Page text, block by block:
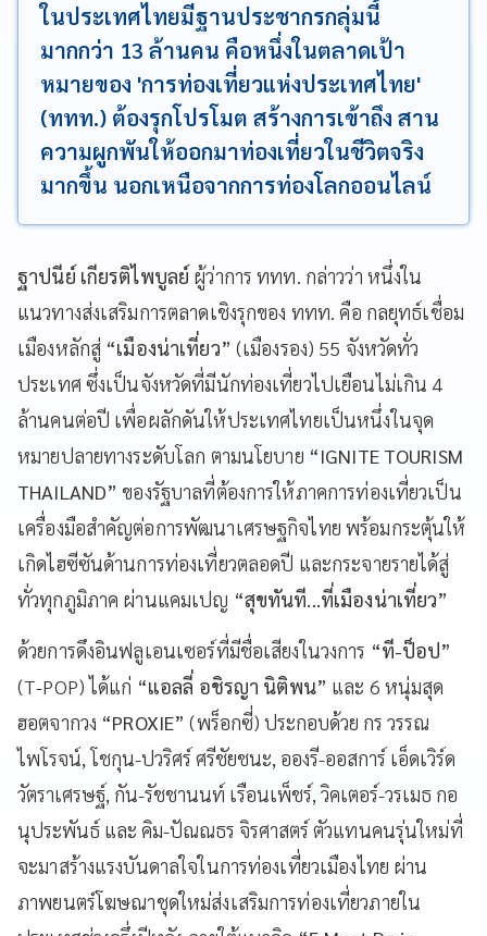
ในประเทศไทยมีฐานประชากรกลุ่มนี้
มากกว่า 13 ล้านคน คือหนึ่งในตลาดเป้า
หมายของ 'การท่องเที่ยวแห่งประเทศไทย'
(ททท.) ต้องรุกโปรโมต สร้างการเข้าถึง สาน
ความผูกพันให้ออกมาท่องเที่ยวในชีวิตจริง
มากขึ้น นอกเหนือจากการท่องโลกออนไลน์
ฐาปนีย์ เกียรติไพบูลย์ ผู้ว่าการ ททท. กล่าวว่า หนึ่งใน
แนวทางส่งเสริมการตลาดเชิงรุกของ ททท. คือ กลยุทธ์เชื่อม
เมืองหลักสู่ “เมืองน่าเที่ยว” (เมืองรอง) 55 จังหวัดทั่ว
ประเทศ ซึ่งเป็นจังหวัดที่มีนักท่องเที่ยวไปเยือนไม่เกิน 4
ล้านคนต่อปี เพื่อผลักดันให้ประเทศไทยเป็นหนึ่งในจุด
หมายปลายทางระดับโลก ตามนโยบาย “IGNITE TOURISM
THAILAND” ของรัฐบาลที่ต้องการให้ภาคการท่องเที่ยวเป็น
เครื่องมือสำคัญต่อการพัฒนาเศรษฐกิจไทย พร้อมกระตุ้นให้
เกิดไฮซีซันด้านการท่องเที่ยวตลอดปี และกระจายรายได้สู่
ทั่วทุกภูมิภาค ผ่านแคมเปญ “สุขทันที...ที่เมืองน่าเที่ยว”
ด้วยการดึงอินฟลูเอนเซอร์ที่มีชื่อเสียงในวงการ “ที-ป็อป”
(T-POP) ได้แก่ “แอลลี่ อชิรญา นิติพน” และ 6 หนุ่มสุด
ฮอตจากวง “PROXIE” (พร็อกซี่)ประกอบด้วย กร วรรณ
ไพโรจน์, โชกุน-ปวริศร์ ศรีชัยชนะ, อองรี-ออสการ์ เอ็ดเวิร์ด
วัตราเศรษฐ์, กัน-รัชชานนท์ เรือนเพ็ชร์, วิคเตอร์-วรเมธ กอ
นุประพันธ์ และ คิม-ปัณณธร จิรศาสตร์ ตัวแทนคนรุ่นใหม่ที่
จะมาสร้างแรงบันดาลใจในการท่องเที่ยวเมืองไทย ผ่าน
ภาพยนตร์โฆษณาชุดใหม่ส่งเสริมการท่องเที่ยวภายใน